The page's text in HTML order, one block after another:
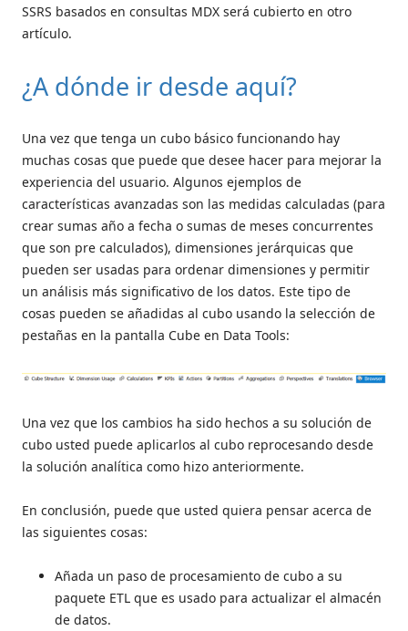
SSRS basados en consultas MDX será cubierto en otro
artículo.
¿A dónde ir desde aquí?
Una vez que tenga un cubo básico funcionando hay
muchas cosas que puede que desee hacer para mejorar la
experiencia del usuario. Algunos ejemplos de
características avanzadas son las medidas calculadas (para
crear sumas año a fecha o sumas de meses concurrentes
que son pre calculados), dimensiones jerárquicas que
pueden ser usadas para ordenar dimensiones y permitir
un análisis más significativo de los datos. Este tipo de
cosas pueden se añadidas al cubo usando la selección de
pestañas en la pantalla Cube en Data Tools:
Una vez que los cambios ha sido hechos a su solución de
cubo usted puede aplicarlos al cubo reprocesando desde
la solución analítica como hizo anteriormente.
En conclusión, puede que usted quiera pensar acerca de
las siguientes cosas:
Añada un paso de procesamiento de cubo a su
paquete ETL que es usado para actualizar el almacén
de datos.